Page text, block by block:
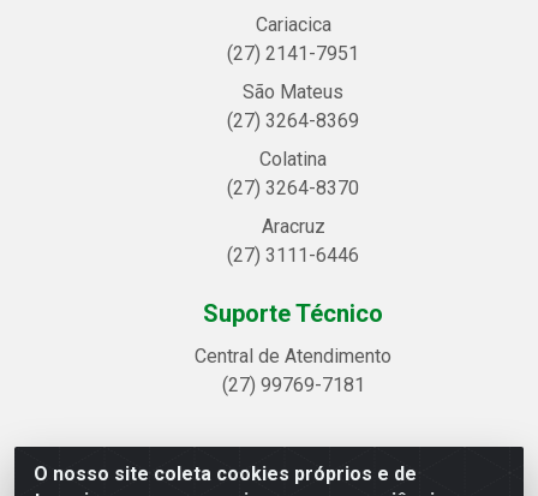
O nosso site coleta cookies próprios e de
Cariacica
(27) 2141-7951
São Mateus
(27) 3264-8369
Colatina
(27) 3264-8370
Aracruz
(27) 3111-6446
Suporte Técnico
Central de Atendimento
(27) 99769-7181
Linhavix Distribuidora LTDA - Avenida Alegre, 2521 -